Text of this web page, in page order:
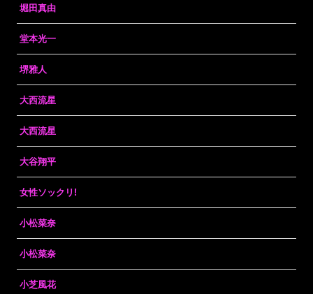
堀田真由
堂本光一
堺雅人
大西流星
大西流星
大谷翔平
女性ソックリ!
小松菜奈
小松菜奈
小芝風花